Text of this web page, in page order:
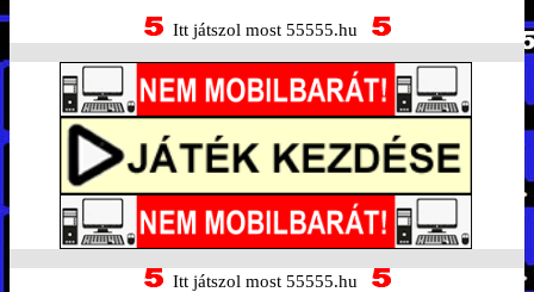
Itt játszol most 55555.hu
Itt játszol most 55555.hu